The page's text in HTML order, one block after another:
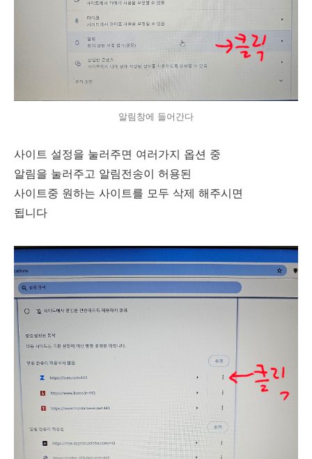
알림창에 들어간다
사이트 설정을 눌러주면 여러가지 옵션 중
알림을 눌러주고 알림전송이 허용된
사이트중 원하는 사이트를 모두 삭제 해주시면
됩니다